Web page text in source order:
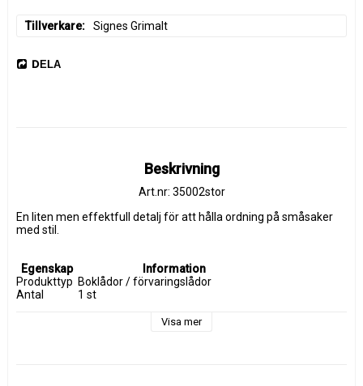
Tillverkare Signes Grimalt
DELA
Beskrivning
Art.nr: 35002stor
En liten men effektfull detalj för att hålla ordning på småsaker
med stil.
Egenskap
Information
Produkttyp Boklådor / förvaringslådor
Antal
1 st
Visa mer